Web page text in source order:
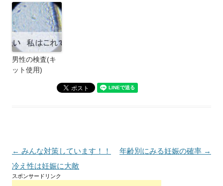
男性の検査(キ
ット使用)
投
稿
ナ
← みんな対策しています！！
冷え性は妊娠に大敵
年齢別にみる妊娠の確率 →
スポンサードリンク